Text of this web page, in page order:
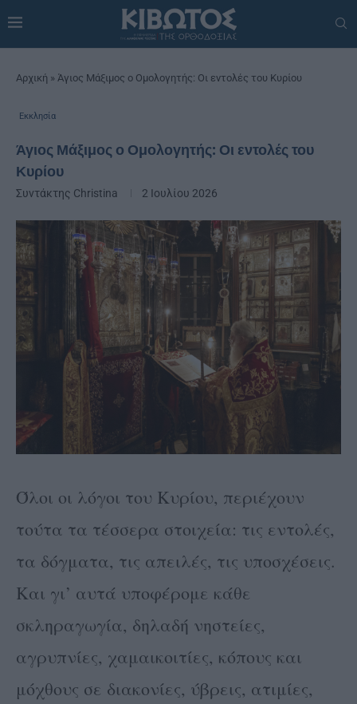
Αρχική » Άγιος Μάξιμος ο Ομολογητής: Οι εντολές του Κυρίου
Εκκλησία
Άγιος Μάξιμος ο Ομολογητής: Οι εντολές του
Κυρίου
Συντάκτης Christina 2 Ιουλίου 2026
Όλοι οι λόγοι του Κυρίου, περιέχουν
τούτα τα τέσσερα στοιχεία: τις εντολές,
τα δόγματα, τις απειλές, τις υποσχέσεις.
Και γι’ αυτά υποφέρομε κάθε
σκληραγωγία, δηλαδή νηστείες,
αγρυπνίες, χαμαικοιτίες, κόπους και
μόχθους σε διακονίες, ύβρεις, ατιμίες,